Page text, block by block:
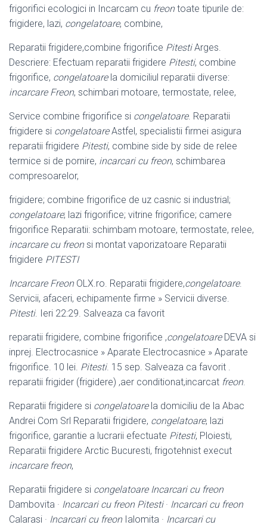
frigorifici ecologici in Incarcam cu freontoate tipurile de:
frigidere, lazi, congelatoare, combine,
Reparatii frigidere,combine frigorifice PitestiArges.
Descriere: Efectuam reparatii frigidere Pitesti, combine
frigorifice, congelatoarela domiciliul reparatii diverse:
incarcare Freon, schimbari motoare, termostate, relee,
Service combine frigorifice si congelatoare. Reparatii
frigidere si congelatoareAstfel, specialistii firmei asigura
reparatii frigidere Pitesti, combine side by side de relee
termice si de pornire, incarcari cu freon, schimbarea
compresoarelor,
frigidere; combine frigorifice de uz casnic si industrial;
congelatoare; lazi frigorifice; vitrine frigorifice; camere
frigorifice Reparatii: schimbam motoare, termostate, relee,
incarcare cu freonsi montat vaporizatoare Reparatii
frigidere PITESTI
Incarcare FreonOLX.ro. Reparatii frigidere,congelatoare.
Servicii, afaceri, echipamente firme » Servicii diverse.
Pitesti. Ieri 22:29. Salveaza ca favorit
reparatii frigidere, combine frigorifice ,congelatoareDEVA si
inprej. Electrocasnice » Aparate Electrocasnice » Aparate
frigorifice. 10 lei. Pitesti. 15 sep. Salveaza ca favorit .
reparatii frigider (frigidere) ,aer conditionat,incarcat freon.
Reparatii frigidere si congelatoarela domiciliu de la Abac
Andrei Com Srl Reparatii frigidere, congelatoare, lazi
frigorifice, garantie a lucrarii efectuate Pitesti, Ploiesti,
Reparatii frigidere Arctic Bucuresti, frigotehnist execut
incarcare freon,
Reparatii frigidere si congelatoare Incarcari cu freon
Dambovita · Incarcari cu freon Pitesti· Incarcari cu freon
Calarasi · Incarcari cu freonIalomita · Incarcari cu